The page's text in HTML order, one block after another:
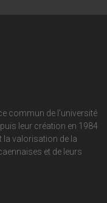
commun de l'université
leur création en 1984
la valorisation de la
et de leurs